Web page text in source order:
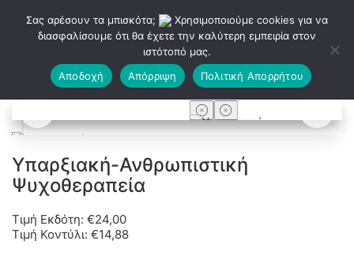
Υπαρξιακή-Ανθρωπιστική
Ψυχοθεραπεία
Τιμή Εκδότη: €24,00
Τιμή Κοντύλι: €14,88
Σας αρέσουν τα μπισκότα;
Χρησιμοποιούμε cookies για να
διασφαλίσουμε ότι θα έχετε την καλύτερη εμπειρία στον
ιστότοπό μας.
Αποδοχή
Απόρριψη Πολιτική Απορρήτου